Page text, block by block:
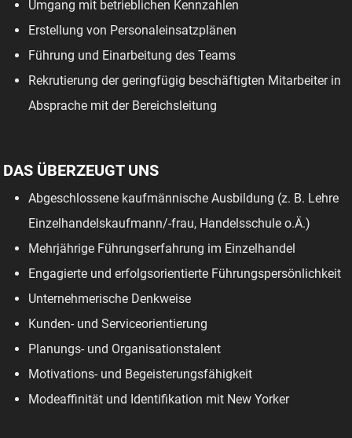
Umgang mit betrieblichen Kennzahlen
Erstellung von Personaleinsatzplänen
Führung und Einarbeitung des Teams
Rekrutierung der geringfügig beschäftigten Mitarbeiter in
Absprache mit der Bereichsleitung
DAS ÜBERZEUGT UNS
Abgeschlossene kaufmännische Ausbildung (z. B. Lehre
Einzelhandelskaufmann/-frau, Handelsschule o.Ä.)
Mehrjährige Führungserfahrung im Einzelhandel
Engagierte und erfolgsorientierte Führungspersönlichkeit
Unternehmerische Denkweise
Kunden- und Serviceorientierung
Planungs- und Organisationstalent
Motivations- und Begeisterungsfähigkeit
Modeaffinität und Identifikation mit New Yorker